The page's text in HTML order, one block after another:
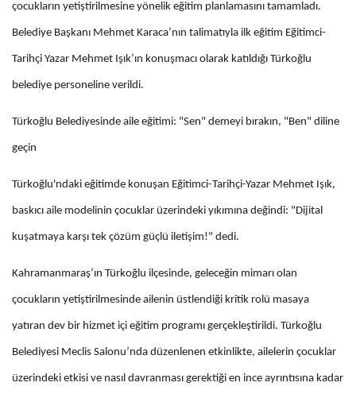
çocukların yetiştirilmesine yönelik eğitim planlamasını tamamladı.
Belediye Başkanı Mehmet Karaca’nın talimatıyla ilk eğitim Eğitimci-
Tarihçi Yazar Mehmet Işık’ın konuşmacı olarak katıldığı Türkoğlu
belediye personeline verildi.
Türkoğlu Belediyesinde aile eğitimi: "Sen" demeyi bırakın, "Ben" diline
geçin
Türkoğlu'ndaki eğitimde konuşan Eğitimci-Tarihçi-Yazar Mehmet Işık,
baskıcı aile modelinin çocuklar üzerindeki yıkımına değindi: "Dijital
kuşatmaya karşı tek çözüm güçlü iletişim!" dedi.
Kahramanmaraş’ın Türkoğlu ilçesinde, geleceğin mimarı olan
çocukların yetiştirilmesinde ailenin üstlendiği kritik rolü masaya
yatıran dev bir hizmet içi eğitim programı gerçekleştirildi. Türkoğlu
Belediyesi Meclis Salonu’nda düzenlenen etkinlikte, ailelerin çocuklar
üzerindeki etkisi ve nasıl davranması gerektiği en ince ayrıntısına kadar